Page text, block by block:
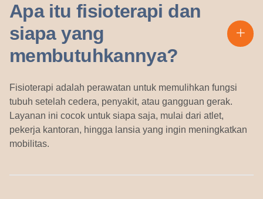
Apa itu fisioterapi dan
siapa yang
membutuhkannya?
Fisioterapi adalah perawatan untuk memulihkan fungsi
tubuh setelah cedera, penyakit, atau gangguan gerak.
Layanan ini cocok untuk siapa saja, mulai dari atlet,
pekerja kantoran, hingga lansia yang ingin meningkatkan
mobilitas.